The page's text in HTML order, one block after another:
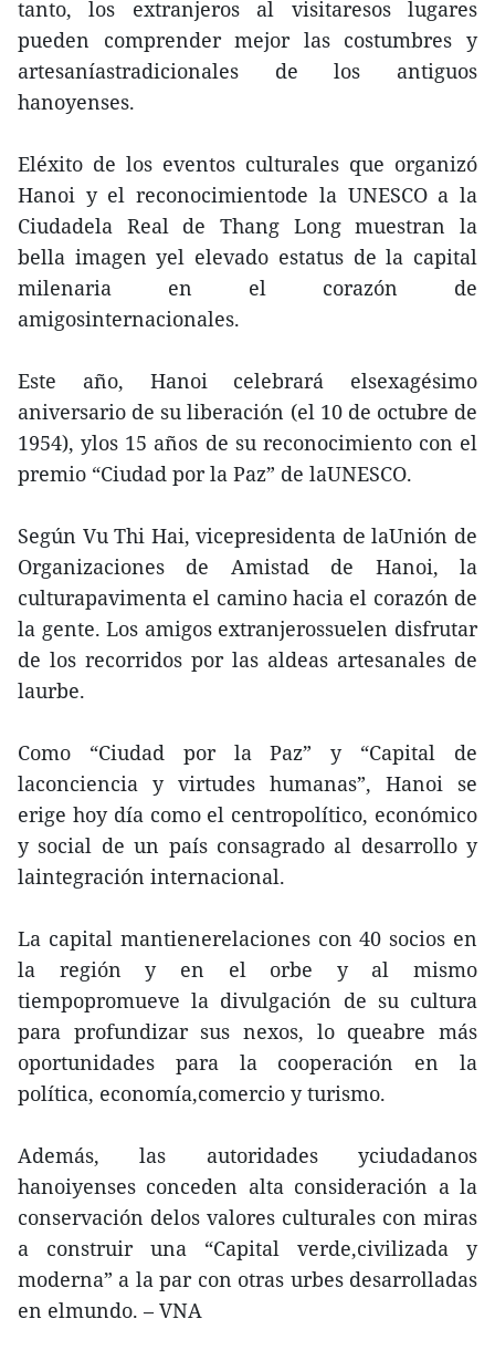
tanto, los extranjeros al visitaresos lugares
pueden comprender mejor las costumbres y
artesaníastradicionales de los antiguos
hanoyenses.
Eléxito de los eventos culturales que organizó
Hanoi y el reconocimientode la UNESCO a la
Ciudadela Real de Thang Long muestran la
bella imagen yel elevado estatus de la capital
milenaria en el corazón de
amigosinternacionales.
Este año, Hanoi celebrará elsexagésimo
aniversario de su liberación (el 10 de octubre de
1954), ylos 15 años de su reconocimiento con el
premio “Ciudad por la Paz” de laUNESCO.
Según Vu Thi Hai, vicepresidenta de laUnión de
Organizaciones de Amistad de Hanoi, la
culturapavimenta el camino hacia el corazón de
la gente. Los amigos extranjerossuelen disfrutar
de los recorridos por las aldeas artesanales de
laurbe.
Como “Ciudad por la Paz” y “Capital de
laconciencia y virtudes humanas”, Hanoi se
erige hoy día como el centropolítico, económico
y social de un país consagrado al desarrollo y
laintegración internacional.
La capital mantienerelaciones con 40 socios en
la región y en el orbe y al mismo
tiempopromueve la divulgación de su cultura
para profundizar sus nexos, lo queabre más
oportunidades para la cooperación en la
política, economía,comercio y turismo.
Además, las autoridades yciudadanos
hanoiyenses conceden alta consideración a la
conservación delos valores culturales con miras
a construir una “Capital verde,civilizada y
moderna” a la par con otras urbes desarrolladas
en elmundo. – VNA